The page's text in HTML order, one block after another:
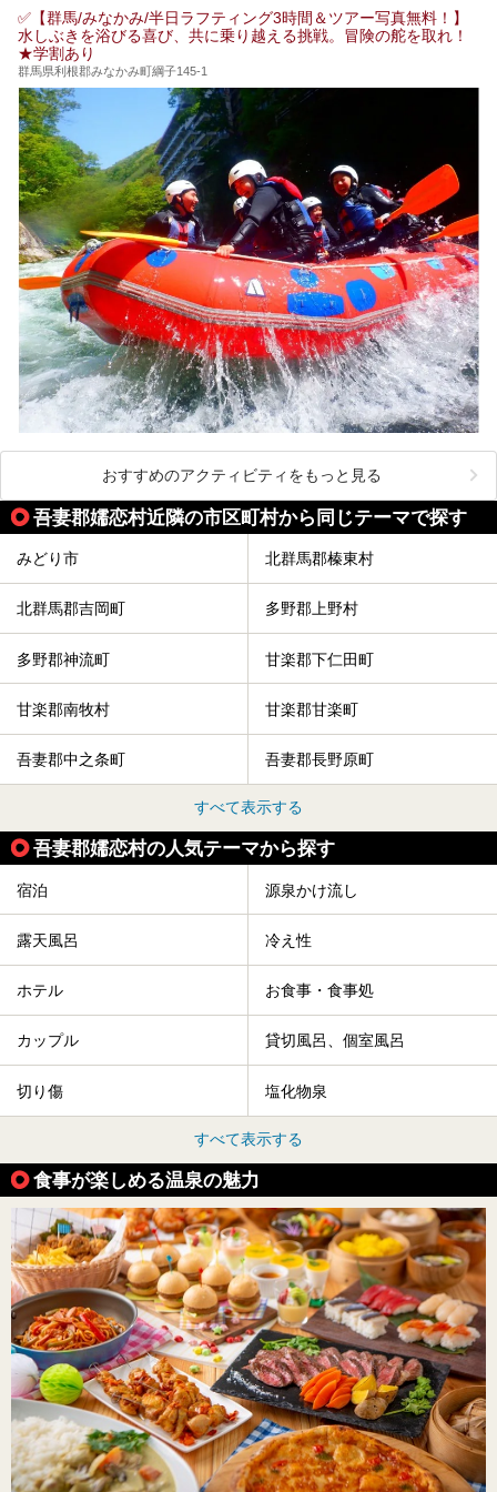
✅【群馬/みなかみ/半日ラフティング3時間＆ツアー写真無料！】
水しぶきを浴びる喜び、共に乗り越える挑戦。冒険の舵を取れ！
★学割あり
群馬県利根郡みなかみ町綱子145-1
おすすめのアクティビティをもっと見る
吾妻郡嬬恋村近隣の市区町村から同じテーマで探す
みどり市 北群馬郡榛東村
北群馬郡吉岡町 多野郡上野村
多野郡神流町 甘楽郡下仁田町
甘楽郡南牧村 甘楽郡甘楽町
吾妻郡中之条町 吾妻郡長野原町
すべて表示する
吾妻郡嬬恋村の人気テーマから探す
宿泊 源泉かけ流し
露天風呂 冷え性
ホテル お食事・食事処
カップル 貸切風呂、個室風呂
切り傷 塩化物泉
すべて表示する
食事が楽しめる温泉の魅力